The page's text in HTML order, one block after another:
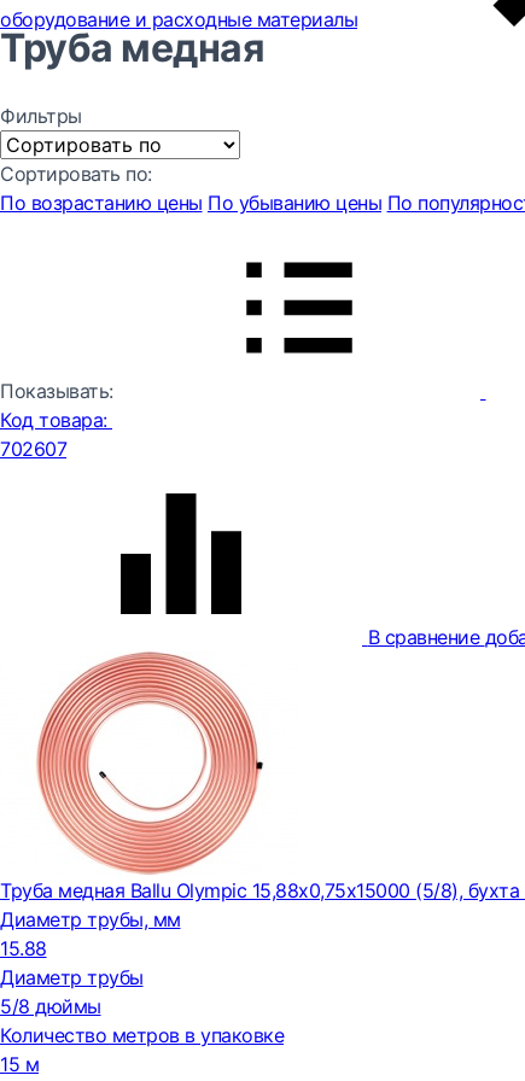
оборудование и расходные материалы
Труба медная
Фильтры
Сортировать по:
По возрастанию цены По убыванию цены По
Показывать:
Код товара:
702607
В сравнение
Труба медная Ballu Olympic 15,88х0,75х15000 (5/8),
Диаметр трубы, мм
15.88
Диаметр трубы
5/8 дюймы
Количество метров в упаковке
15 м